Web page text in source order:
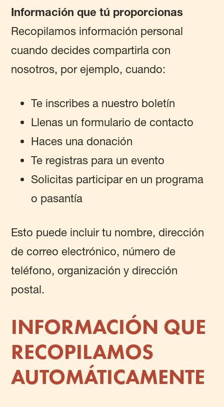
Información que tú proporcionas
Recopilamos información personal
cuando decides compartirla con
nosotros, por ejemplo, cuando:
Te inscribes a nuestro boletín
Llenas un formulario de contacto
Haces una donación
Te registras para un evento
Solicitas participar en un programa
o pasantía
Esto puede incluir tu nombre, dirección
de correo electrónico, número de
teléfono, organización y dirección
postal.
INFORMACIÓN QUE
RECOPILAMOS
AUTOMÁTICAMENTE